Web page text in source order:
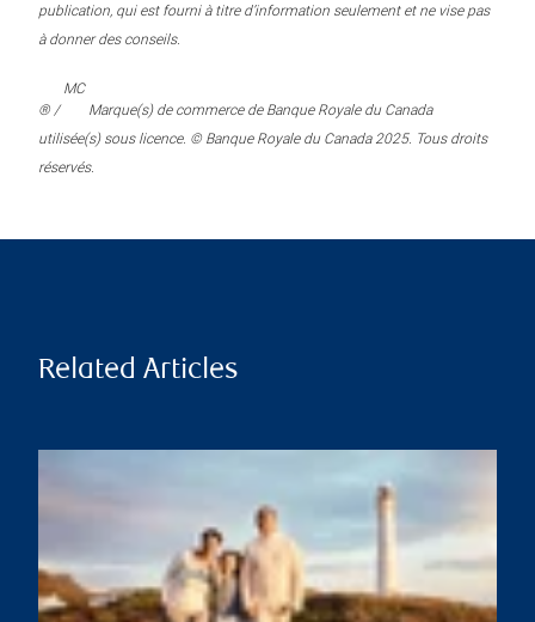
publication, qui est fourni à titre d’information seulement et ne vise pas
à donner des conseils.
® /
MC
Marque(s) de commerce de Banque Royale du Canada
utilisée(s) sous licence. © Banque Royale du Canada 2025. Tous droits
réservés.
Related Articles